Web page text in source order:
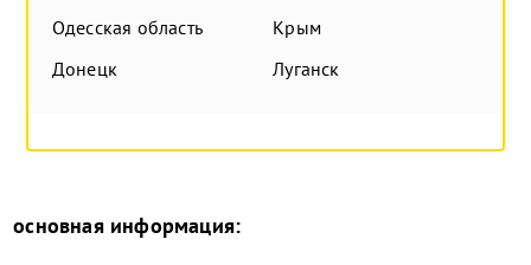
Одесская область
Крым
Донецк
Луганск
основная информация: